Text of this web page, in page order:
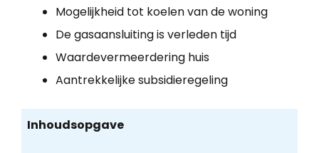
Mogelijkheid tot koelen van de woning
De gasaansluiting is verleden tijd
Waardevermeerdering huis
Aantrekkelijke subsidieregeling
Inhoudsopgave